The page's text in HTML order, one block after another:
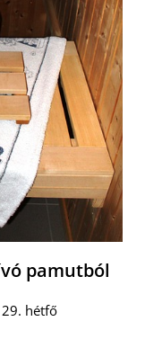
pamutból
hétfő